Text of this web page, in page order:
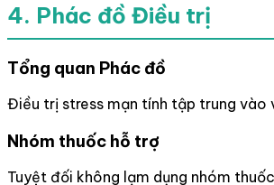
4. Phác đồ Điều trị
Tổng quan Phác đồ
Điều trị stress mạn tính tập trung vào
Nhóm thuốc hỗ trợ
Tuyệt đối không lạm dụng nhóm